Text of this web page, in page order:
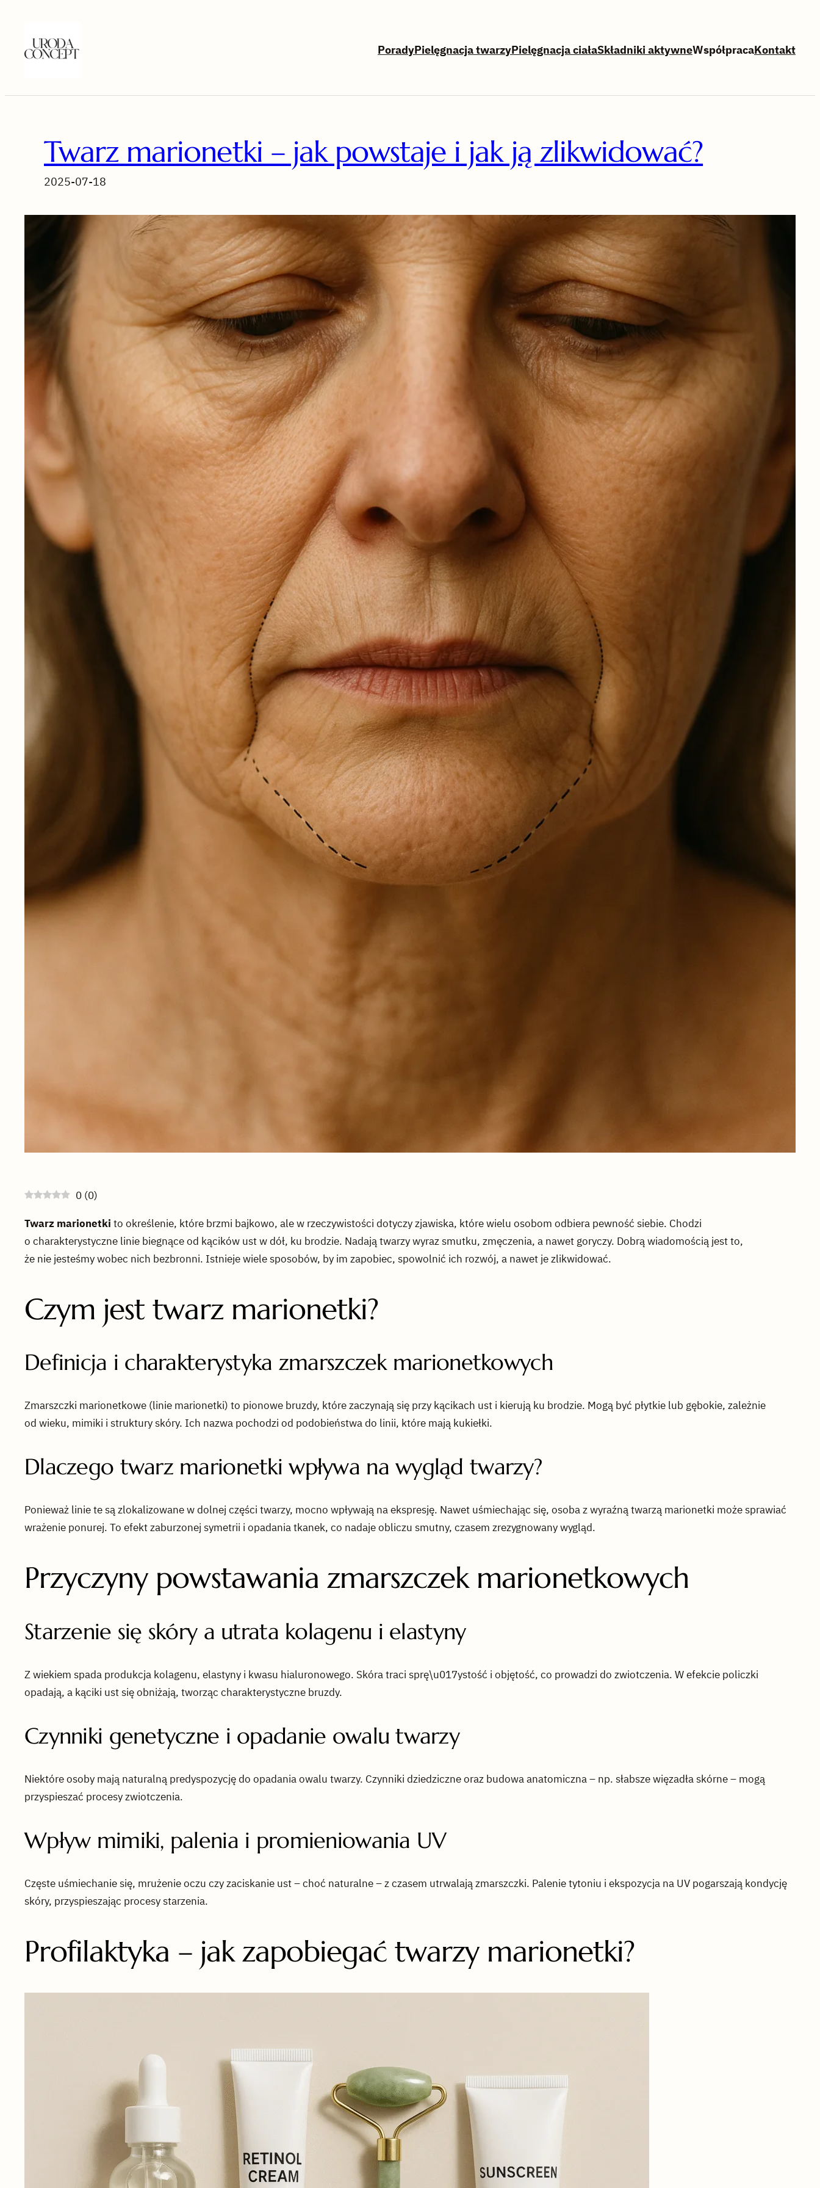
treści
PoradyPielęgnacja twarzyPielęgnacja ciałaSkładniki aktywneWspółpracaKontakt
Twarz marionetki – jak powstaje i jak ją zlikwidować?
2025-07-18
0 (0)
Twarz marionetki to określenie, które brzmi bajkowo, ale w rzeczywistości dotyczy zjawiska, które wielu osobom odbiera pewność siebie. Chodzi
o charakterystyczne linie biegnące od kącików ust w dół, ku brodzie. Nadają twarzy wyraz smutku, zmęczenia, a nawet goryczy. Dobrą wiadomością jest to,
że nie jesteśmy wobec nich bezbronni. Istnieje wiele sposobów, by im zapobiec, spowolnić ich rozwój, a nawet je zlikwidować.
Czym jest twarz marionetki?
Definicja i charakterystyka zmarszczek marionetkowych
Zmarszczki marionetkowe (linie marionetki) to pionowe bruzdy, które zaczynają się przy kącikach ust i kierują ku brodzie. Mogą być płytkie lub gębokie, zależnie
od wieku, mimiki i struktury skóry. Ich nazwa pochodzi od podobieństwa do linii, które mają kukiełki.
Dlaczego twarz marionetki wpływa na wygląd twarzy?
Ponieważ linie te są zlokalizowane w dolnej części twarzy, mocno wpływają na ekspresję. Nawet uśmiechając się, osoba z wyraźną twarzą marionetki może sprawiać
wrażenie ponurej. To efekt zaburzonej symetrii i opadania tkanek, co nadaje obliczu smutny, czasem zrezygnowany wygląd.
Przyczyny powstawania zmarszczek marionetkowych
Starzenie się skóry a utrata kolagenu i elastyny
Z wiekiem spada produkcja kolagenu, elastyny i kwasu hialuronowego. Skóra traci sprę\u017ystość i objętość, co prowadzi do zwiotczenia. W efekcie policzki
opadają, a kąciki ust się obniżają, tworząc charakterystyczne bruzdy.
Czynniki genetyczne i opadanie owalu twarzy
Niektóre osoby mają naturalną predyspozycję do opadania owalu twarzy. Czynniki dziedziczne oraz budowa anatomiczna – np. słabsze więzadła skórne – mogą
przyspieszać procesy zwiotczenia.
Wpływ mimiki, palenia i promieniowania UV
Częste uśmiechanie się, mrużenie oczu czy zaciskanie ust – choć naturalne – z czasem utrwalają zmarszczki. Palenie tytoniu i ekspozycja na UV pogarszają kondycję
skóry, przyspieszając procesy starzenia.
Profilaktyka – jak zapobiegać twarzy marionetki?